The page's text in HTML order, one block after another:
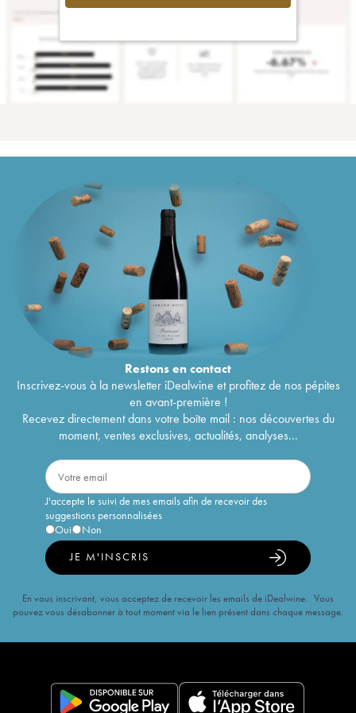
Restons encontact
Inscrivez-vous à la newsletter iDealwine et profitez de nos pépites
en avant-première !
Recevez directement dans votre boîte mail : nos découvertes du
moment, ventes exclusives, actualités, analyses...
J'accepte le suivi de mes emails afin de recevoir des
suggestions personnalisées
Oui
Non
JE M'INSCRIS
En vous inscrivant, vous acceptez de recevoir les emails de iDealwine. Vous
pouvez vous désabonner à tout moment via le lien présent dans chaque message.